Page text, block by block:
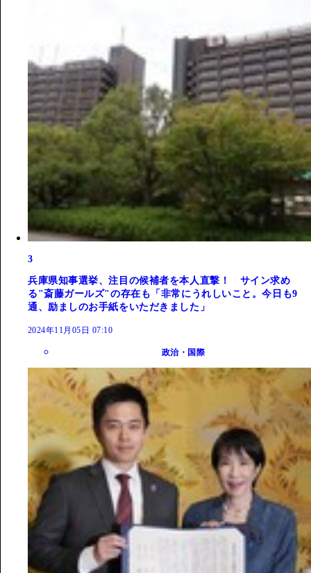
3
兵庫県知事選挙、注目の候補者を本人直撃！ サイン求め
る"斎藤ガールズ"の存在も「非常にうれしいこと。今日も9
通、励ましのお手紙をいただきました」
2024年11月05日 07:10
政治・国際